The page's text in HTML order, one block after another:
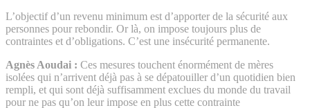
L’objectif d’un revenu minimum est d’apporter de la sécurité aux
personnes pour rebondir. Or là, on impose toujours plus de
contraintes et d’obligations. C’est une insécurité permanente.
Agnès Aoudai : Ces mesures touchent énormément de mères
isolées qui n’arrivent déjà pas à se dépatouiller d’un quotidien bien
rempli, et qui sont déjà suffisamment exclues du monde du travail
pour ne pas qu’on leur impose en plus cette contrainte